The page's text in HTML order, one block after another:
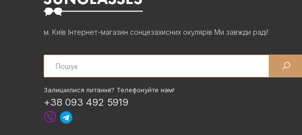
м. Київ Інтернет-магазин сонцезахисних окулярів Ми завжди раді!
Search
Залишилися питання? Телефонуйте нам!
+38 093 492 5919